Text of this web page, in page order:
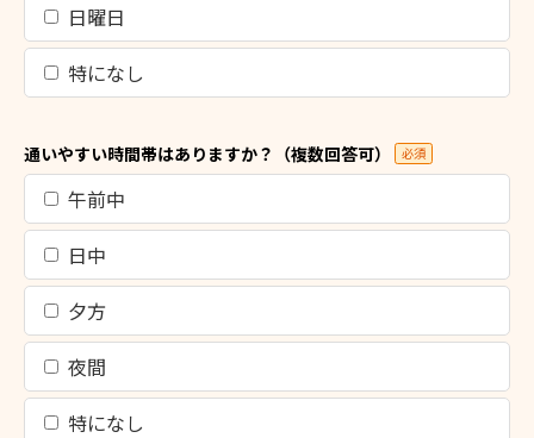
日曜日
特になし
通いやすい時間帯はありますか？（複数回答可） 必須
午前中
日中
夕方
夜間
特になし